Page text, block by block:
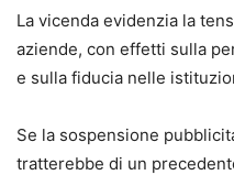
La vicenda evidenzia la
aziende, con effetti sulla
e sulla fiducia nelle
Se la sospensione
tratterebbe di un